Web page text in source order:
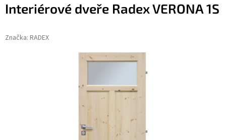
Interiérové dveře Radex VERONA 1S
Značka: RADEX